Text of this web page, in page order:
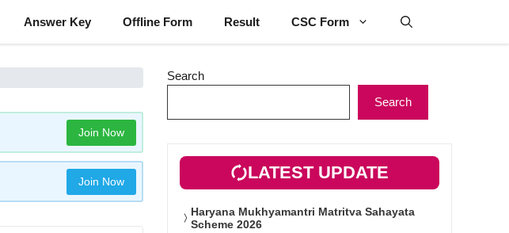
Answer Key Offline Form Result CSC Form
Join Now
Join Now
Search
Search
LATEST UPDATE
Haryana Mukhyamantri Matritva Sahayata
Scheme 2026